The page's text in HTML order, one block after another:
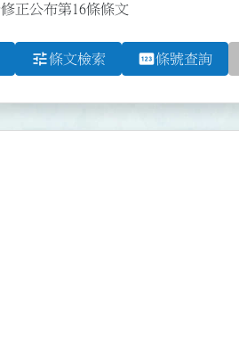
正公布第16條條文
tune條文檢索 pin條號查詢